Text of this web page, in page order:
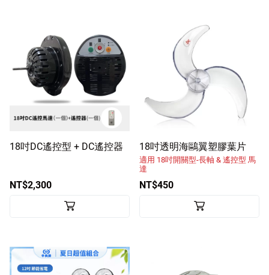
18吋DC遙控型 + DC遙控器
NT$2,300
18吋透明海鷗翼塑膠葉片
適用 18吋開關型-長軸 & 遙控型 馬
達
NT$450